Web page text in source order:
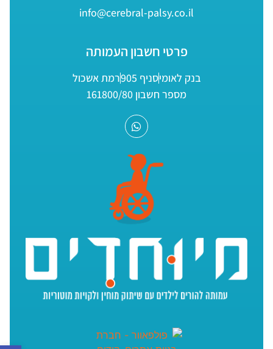
info@cerebral-palsy.co.il
פרטי חשבון העמותה
בנק לאומיסניף 905
רמת אשכול
מספר חשבון 161800/80